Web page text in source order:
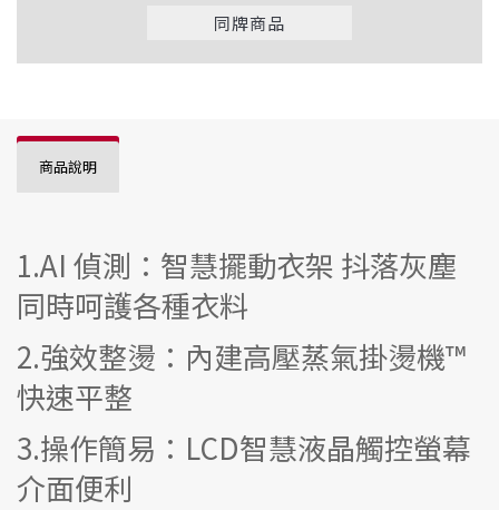
同牌商品
商品說明
1.AI 偵測：智慧擺動衣架 抖落灰塵
同時呵護各種衣料
2.強效整燙：內建高壓蒸氣掛燙機™
快速平整
3.操作簡易：LCD智慧液晶觸控螢幕
介面便利